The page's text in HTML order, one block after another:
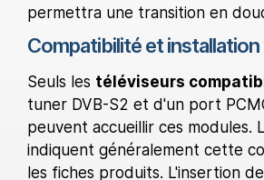
permettra une transition en
Compatibilité et installation
Seuls les téléviseurs
tuner DVB-S2 et d'un port
peuvent accueillir ces modules.
indiquent généralement cette
les fiches produits. L'insertion